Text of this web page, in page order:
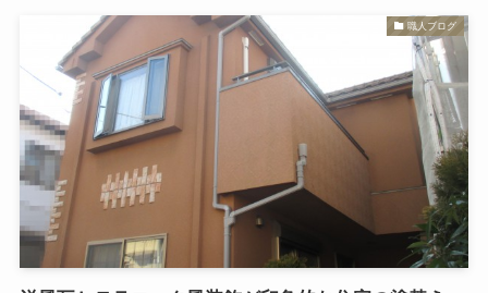
職人ブログ